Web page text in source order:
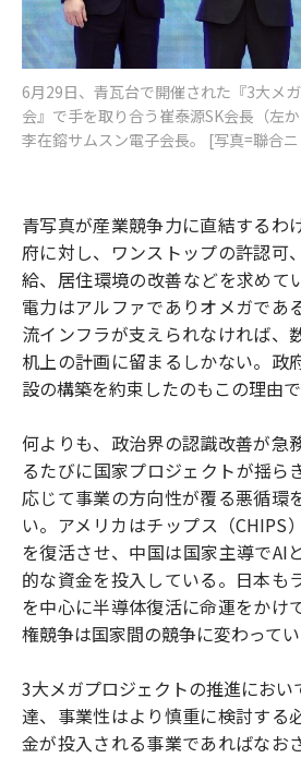
6月29日、青瓦台で開催された『3大メ
会』で手を取り合う崔泰源SK会長（左か
李在鎔サムスン電子会長。 [写真=聯合
青写真が産業競争力に直結するわ
府に対し、ワンストップの許認可
給、居住環境の改善などを求めて
電力はアルファでありオメガであ
流インフラが支えられなければ、
机上の計画に留まるしかない。政
設の構築を約束したのもこの理由で
何よりも、政治界の認識改善が急
るたびに国家プロジェクトが揺ら
応じて事業の方向性が覆る悪循環
い。アメリカはチップス（CHIPS
を復活させ、中国は国家主導でAI
的な資金を投入している。日本も
を中心に半導体復活に命運をかけ
権競争は国家間の競争に変わってい
3大メガプロジェクトの推進におい
達、事業性はより慎重に検討する
金が投入される事業であればなお